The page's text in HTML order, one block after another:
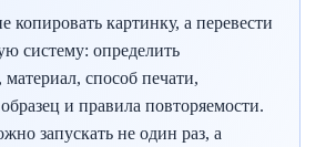
копировать картинку, а перевести
систему: определить
способ печати,
и правила повторяемости.
запускать не один раз, а